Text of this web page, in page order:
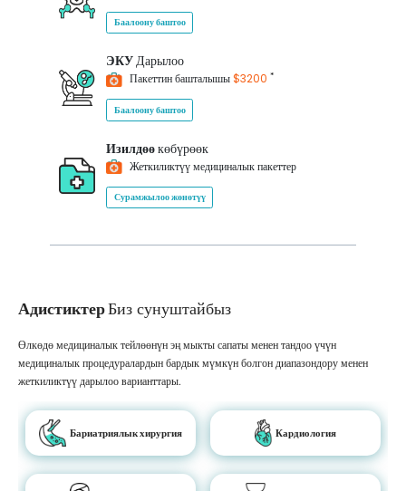
Баалоону баштоо
ЭКУДарылоо
Пакеттин башталышы$3200 *
Баалоону баштоо
Изилдөөкөбүрөөк
Жеткиликтүү медициналык пакеттер
Сурамжылоо жөнөтүү
АдистиктерБиз сунуштайбыз
Өлкөдө медициналык тейлөөнүн эң мыкты сапаты менен тандоо үчүн
медициналык процедуралардын бардык мүмкүн болгон диапазондору менен
жеткиликтүү дарылоо варианттары.
Бариатриялык хирургия Кардиология